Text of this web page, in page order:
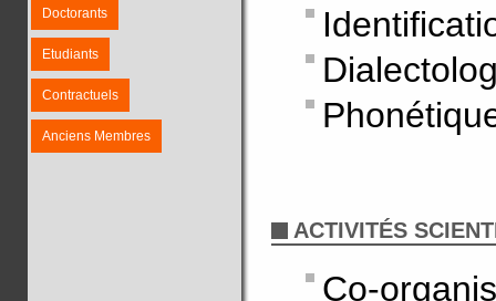
Doctorants
Etudiants
Contractuels
Anciens Membres
ACTIVITÉS
Co-